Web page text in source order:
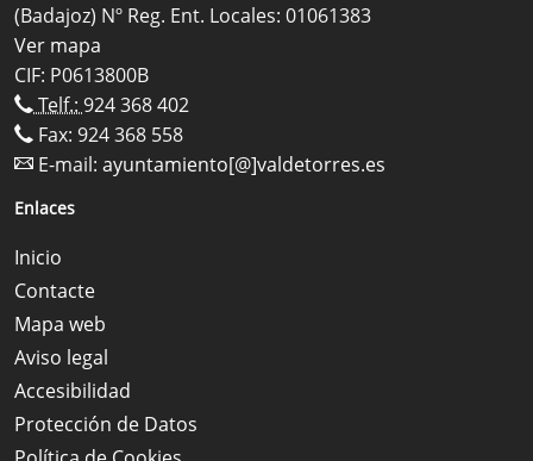
(Badajoz) Nº Reg. Ent. Locales: 01061383
Ver mapa
CIF: P0613800B
Telf.: 924 368 402
Fax: 924 368 558
E-mail: ayuntamiento[@]valdetorres.es
Enlaces
Inicio
Contacte
Mapa web
Aviso legal
Accesibilidad
Protección de Datos